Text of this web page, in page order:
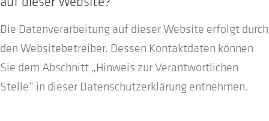
Die Datenverarbeitung auf dieser Website erfolgt durch
den Websitebetreiber. Dessen Kontaktdaten können
Sie dem Abschnitt „Hinweis zur Verantwortlichen
Stelle“ in dieser Datenschutzerklärung entnehmen.